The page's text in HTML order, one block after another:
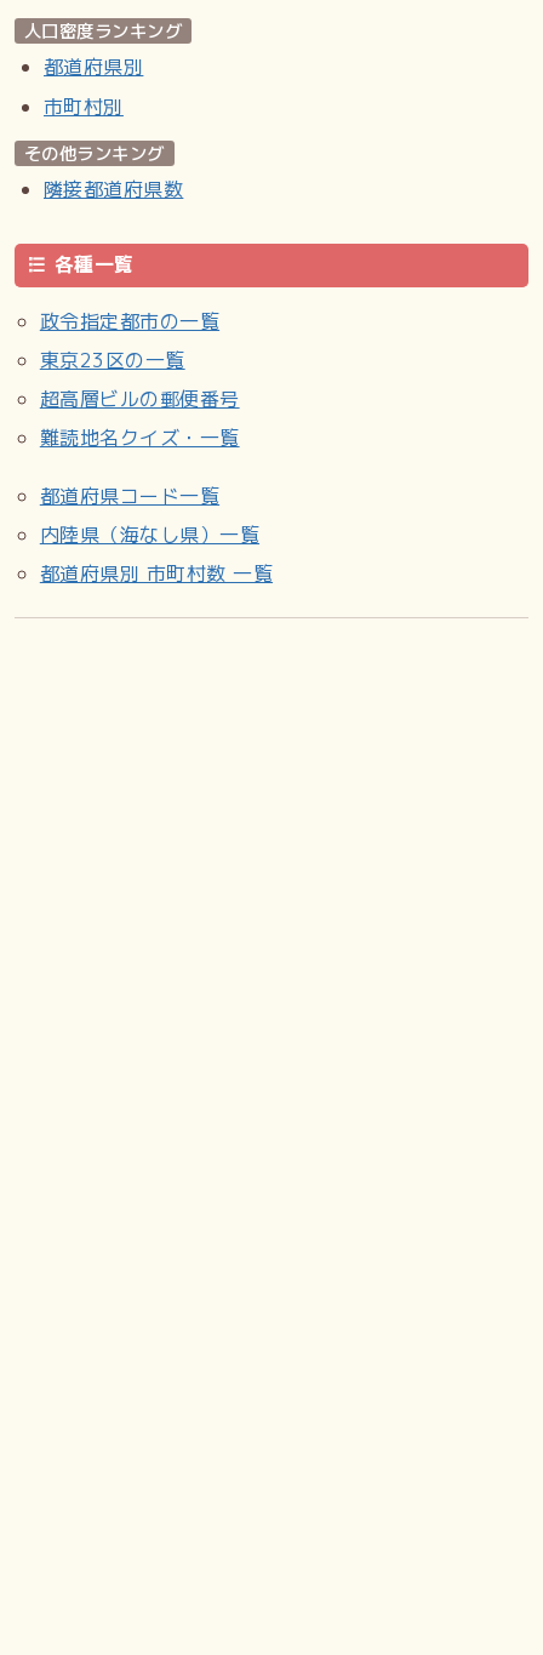
人口密度ランキング
都道府県別
市町村別
その他ランキング
隣接都道府県数
各種一覧
政令指定都市の一覧
東京23区の一覧
超高層ビルの郵便番号
難読地名クイズ・一覧
都道府県コード一覧
内陸県（海なし県）一覧
都道府県別 市町村数 一覧